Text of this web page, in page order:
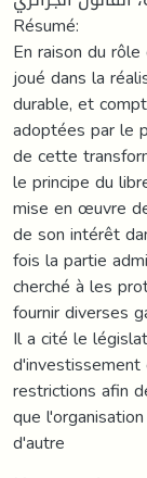
Résumé:
En raison du
joué dans la
durable, et
adoptées par le
de cette
le principe du
mise en œuvre
de son intérêt
fois la partie
cherché à les
fournir diverses
Il a cité le
restrictions afin
que
d'autre